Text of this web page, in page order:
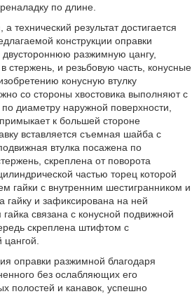
по длине.
технический результат достигается
конструкции оправки
разжимную цангу,
стержень, и резьбовую часть, конусные
конусную втулку
со стороны хвостовика выполняют с
диаметру наружной поверхности,
к большей стороне
вставляется съемная шайба с
втулка посажена по
скреплена от поворота
частью торец которой
гайки с внутренним шестигранником и
и зафиксирована на ней
связана с конусной подвижной
скреплена штифтом с
оправки разжимной благодаря
без ослабляющих его
полостей и канавок, успешно